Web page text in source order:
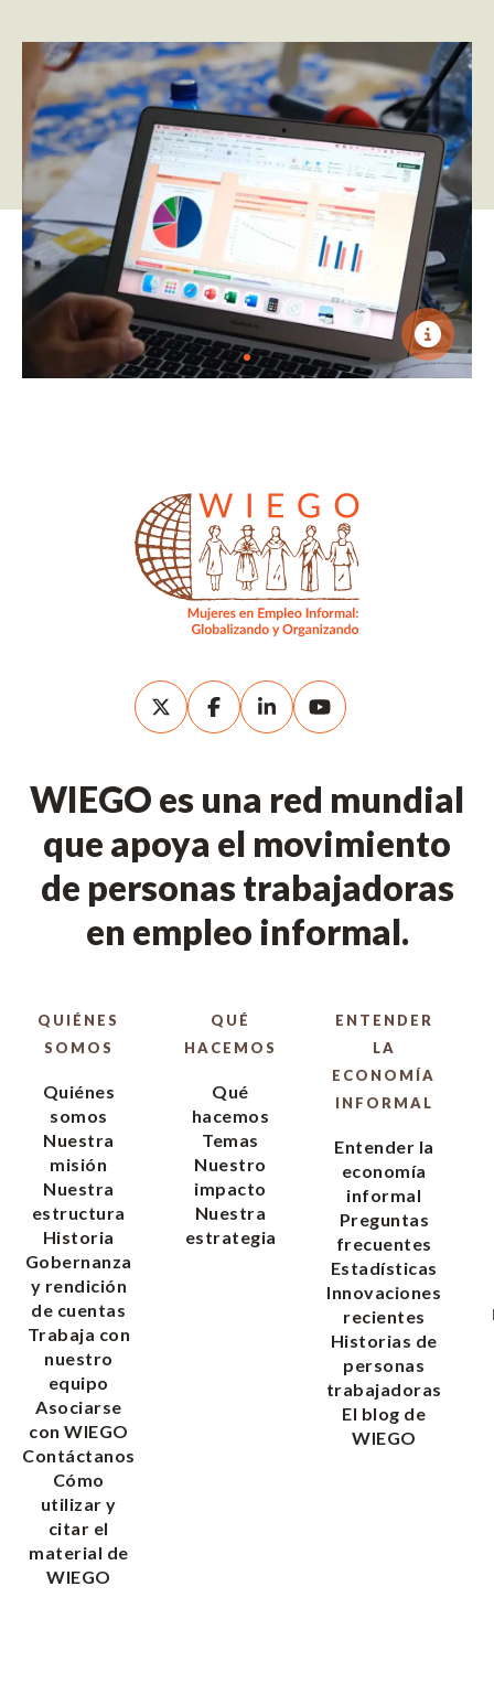
WIEGO es una red mundial
que apoya el movimiento
de personas trabajadoras
en empleo informal.
QUIÉNES
SOMOS
Quiénes
somos
Nuestra
misión
Nuestra
estructura
Historia
Gobernanza
y rendición
de cuentas
Trabaja con
nuestro
equipo
Asociarse
con WIEGO
Contáctanos
Cómo
utilizar y
citar el
material de
WIEGO
QUÉ
HACEMOS
Qué
hacemos
Temas
Nuestro
impacto
Nuestra
estrategia
ENTENDER
LA
ECONOMÍA
INFORMAL
Entender la
economía
informal
Preguntas
frecuentes
Estadísticas
Innovaciones
recientes
Historias de
personas
trabajadoras
El blog de
WIEGO